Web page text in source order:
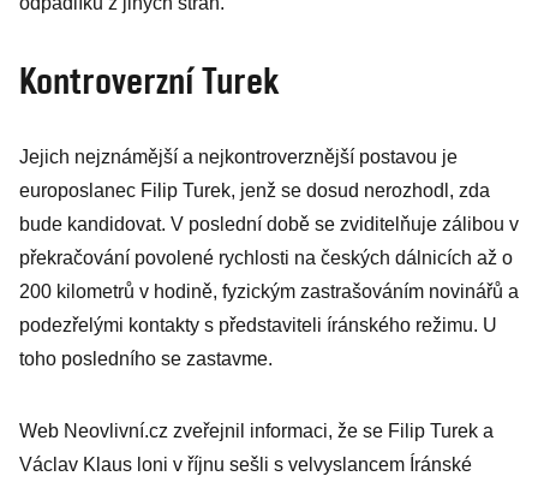
Kontroverzní Turek
Jejich nejznámější a nejkontroverznější postavou je
europoslanec Filip Turek, jenž se dosud nerozhodl, zda
bude kandidovat. V poslední době se zviditelňuje zálibou v
překračování povolené rychlosti na českých dálnicích až o
200 kilometrů v hodině, fyzickým zastrašováním novinářů a
podezřelými kontakty s představiteli íránského režimu. U
toho posledního se zastavme.
Web Neovlivní.cz zveřejnil informaci, že se Filip Turek a
Václav Klaus loni v říjnu sešli s velvyslancem Íránské